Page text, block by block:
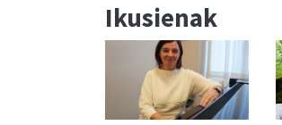
Ikusienak